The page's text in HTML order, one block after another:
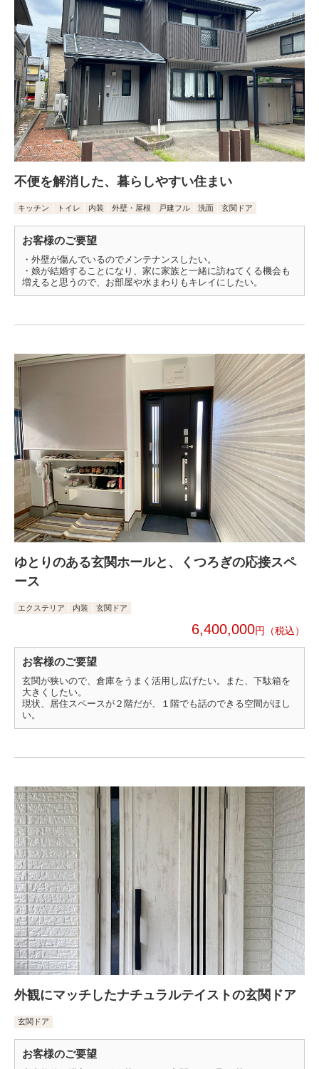
不便を解消した、暮らしやすい住まい
キッチン トイレ 内装 外壁・屋根 戸建フル 洗面 玄関ドア
お客様のご要望
・外壁が傷んでいるのでメンテナンスしたい。
・娘が結婚することになり、家に家族と一緒に訪ねてくる機会も
増えると思うので、お部屋や水まわりもキレイにしたい。
ゆとりのある玄関ホールと、くつろぎの応接スペ
ース
エクステリア 内装 玄関ドア
6,400,000円
お客様のご要望
玄関が狭いので、倉庫をうまく活用し広げたい。また、下駄箱を
大きくしたい。
現状、居住スペースが２階だが、１階でも話のできる空間がほし
い。
外観にマッチしたナチュラルテイストの玄関ドア
玄関ドア
お客様のご要望